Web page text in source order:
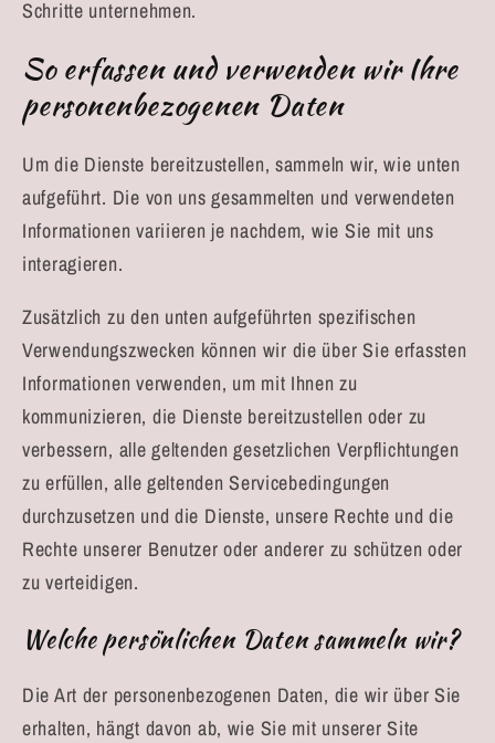
Schritte unternehmen.
So erfassen und verwenden wir Ihre
personenbezogenen Daten
Um die Dienste bereitzustellen, sammeln wir, wie unten
aufgeführt. Die von uns gesammelten und verwendeten
Informationen variieren je nachdem, wie Sie mit uns
interagieren.
Zusätzlich zu den unten aufgeführten spezifischen
Verwendungszwecken können wir die über Sie erfassten
Informationen verwenden, um mit Ihnen zu
kommunizieren, die Dienste bereitzustellen oder zu
verbessern, alle geltenden gesetzlichen Verpflichtungen
zu erfüllen, alle geltenden Servicebedingungen
durchzusetzen und die Dienste, unsere Rechte und die
Rechte unserer Benutzer oder anderer zu schützen oder
zu verteidigen.
Welche persönlichen Daten sammeln wir?
Die Art der personenbezogenen Daten, die wir über Sie
erhalten, hängt davon ab, wie Sie mit unserer Site